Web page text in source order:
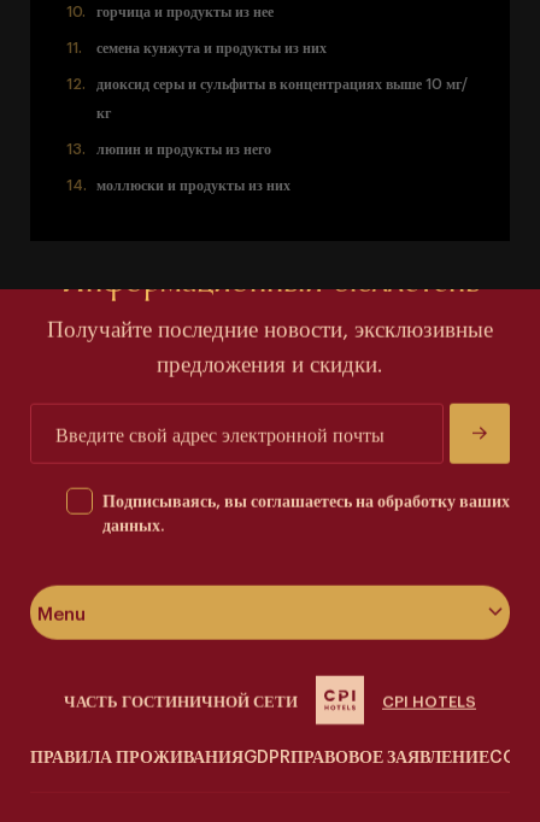
горчица и продукты из нее
семена кунжута и продукты из них
диоксид серы и сульфиты в концентрациях выше 10 мг/
кг
люпин и продукты из него
моллюски и продукты из них
Menu
Информационный бюллетень
Получайте последние новости, эксклюзивные
предложения и скидки.
Подписываясь, вы соглашаетесь на обработку ваших
данных.
ПРАВИЛА ПРОЖИВАНИЯGDPRПРАВОВОЕ ЗАЯВЛЕНИЕ
ЧАСТЬ ГОСТИНИЧНОЙ СЕТИ CPI HOTELS